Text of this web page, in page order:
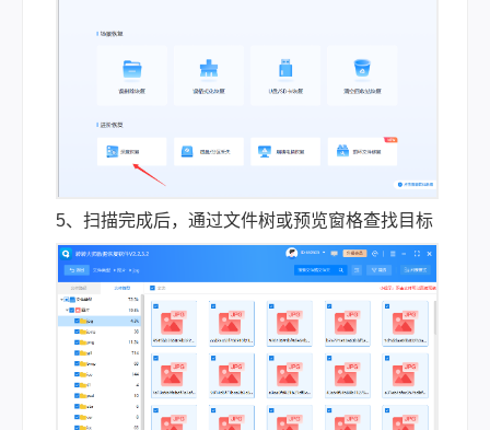
5、扫描完成后，通过文件树或预览窗格查找目标